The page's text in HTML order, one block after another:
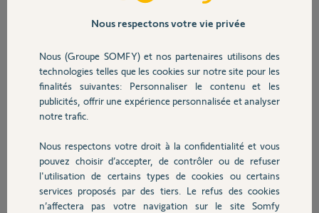
Sécurité
Domotique
Chauffage
Autres produits
vidéo qui n est pas somfy mais Ticino liveà 3000 apparemment prévu
pour une gâche électrique.
Marcel A.
il y a environ 9 ans
Participer au fil de discussion
Réponses
Bonsoir,
Nous respectons votre vie privée
Nous (Groupe SOMFY) et nos partenaires utilisons des
technologies telles que les cookies sur notre site pour les
finalités suivantes: Personnaliser le contenu et les
publicités, offrir une expérience personnalisée et analyser
notre trafic.
Nous respectons votre droit à la confidentialité et vous
pouvez choisir d’accepter, de contrôler ou de refuser
l'utilisation de certains types de cookies ou certains
services proposés par des tiers. Le refus des cookies
n’affectera pas votre navigation sur le site Somfy